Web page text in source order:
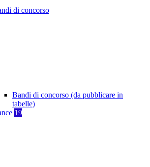
di concorso
Bandi di concorso (da pubblicare in
tabelle)
19